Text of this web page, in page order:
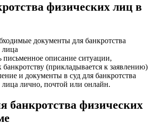
физических лиц в
документы для банкротства
лица
письменное описание ситуации,
(прикладывается к заявлению)
и документы в суд для банкротства
лица лично, почтой или онлайн.
банкротства физических